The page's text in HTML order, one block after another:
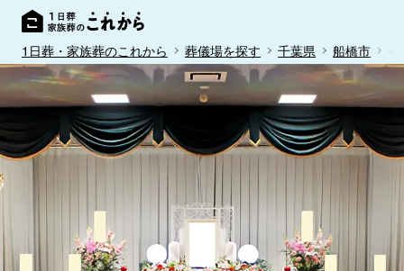
1日葬・家族葬のこれから 葬儀場を探す 千葉県 船橋市